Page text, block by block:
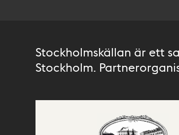
Stockholmskällan är ett
Stockholm.